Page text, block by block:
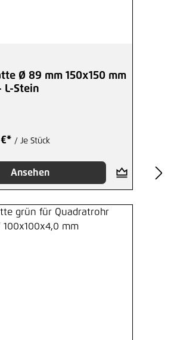
Ø 89 mm 150x150 mm
L-Stein
/ Je Stück
Ansehen